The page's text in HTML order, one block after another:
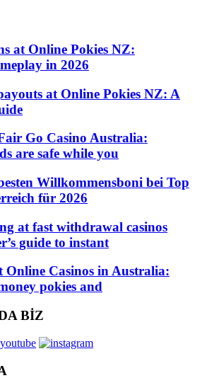
at Online Pokies NZ:
in 2026
at Online Pokies NZ: A
Go Casino Australia:
are safe while you
Willkommensboni bei Top
für 2026
at fast withdrawal casinos
guide to instant
Online Casinos in Australia:
pokies and
BİZ